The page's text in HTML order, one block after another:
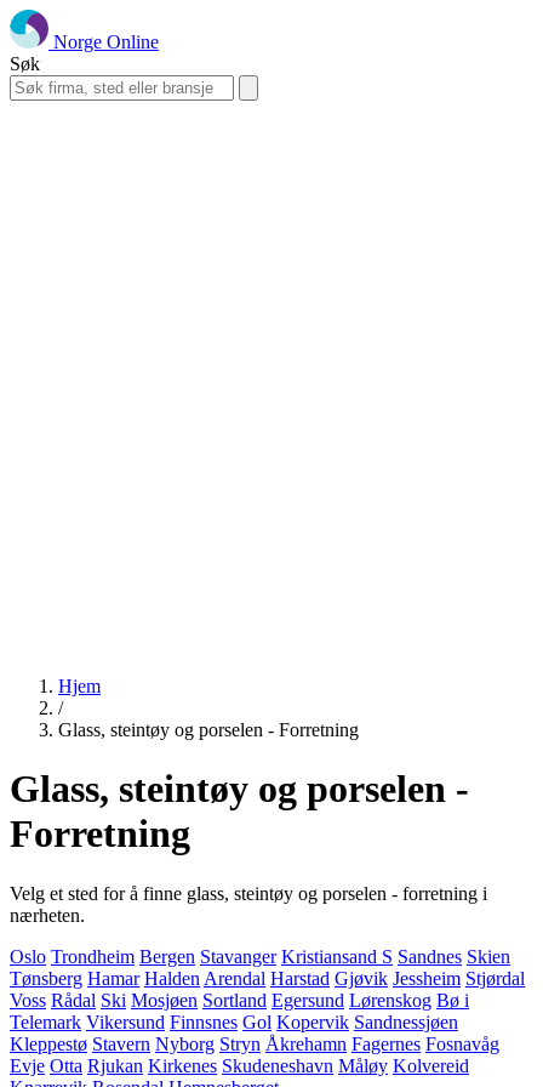
Norge Online
Søk
Hjem
/
Glass, steintøy og porselen - Forretning
Glass, steintøy og porselen -
Forretning
Velg et sted for å finne glass, steintøy og porselen - forretning i
nærheten.
Oslo Trondheim Bergen Stavanger Kristiansand S Sandnes Skien
Tønsberg Hamar Halden Arendal Harstad Gjøvik Jessheim Stjørdal
Voss Rådal Ski Mosjøen Sortland Egersund Lørenskog Bø i
Telemark Vikersund Finnsnes Gol Kopervik Sandnessjøen
Kleppestø Stavern Nyborg Stryn Åkrehamn Fagernes Fosnavåg
Evje Otta Rjukan Kirkenes Skudeneshavn Måløy Kolvereid